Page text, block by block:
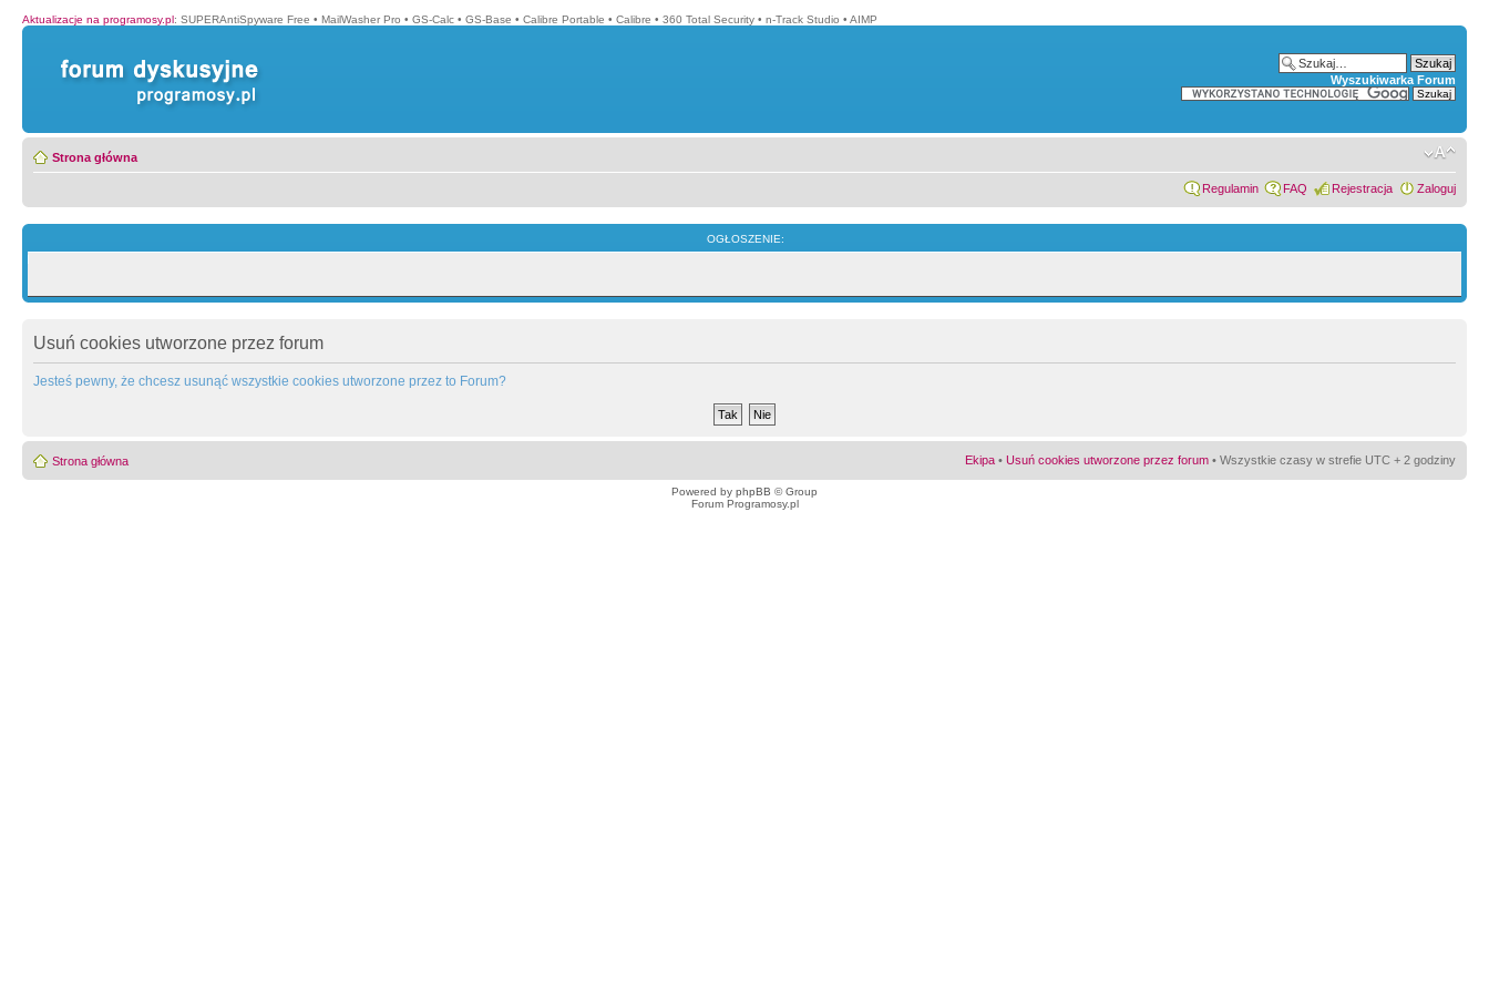
Aktualizacje na programosy.pl: SUPERAntiSpyware Free • MailWasher Pro • GS-Calc • GS-Base • Calibre Portable • Calibre • 360 Total Security • n-Track Studio • AIMP
Wyszukiwarka Forum
Strona główna
Regulamin FAQ Rejestracja Zaloguj
OGŁOSZENIE:
Usuń cookies utworzone przez forum
Jesteś pewny, że chcesz usunąć wszystkie cookies utworzone przez to Forum?
Strona główna Ekipa • Usuń cookies utworzone przez forum • Wszystkie czasy w strefie UTC + 2 godziny
Powered by phpBB © Group
Forum Programosy.pl